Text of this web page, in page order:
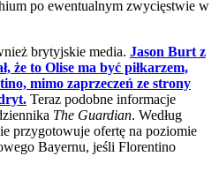
po ewentualnym zwycięstwie w
brytyjskie media. Jason Burt z
że to Olise ma być piłkarzem,
mimo zaprzeczeń ze strony
Teraz podobne informacje
The Guardian. Według
przygotowuje ofertę na poziomie
Bayernu, jeśli Florentino